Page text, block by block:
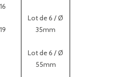
Lot de 6 / Ø
35mm
Lot de 6 / Ø
55mm